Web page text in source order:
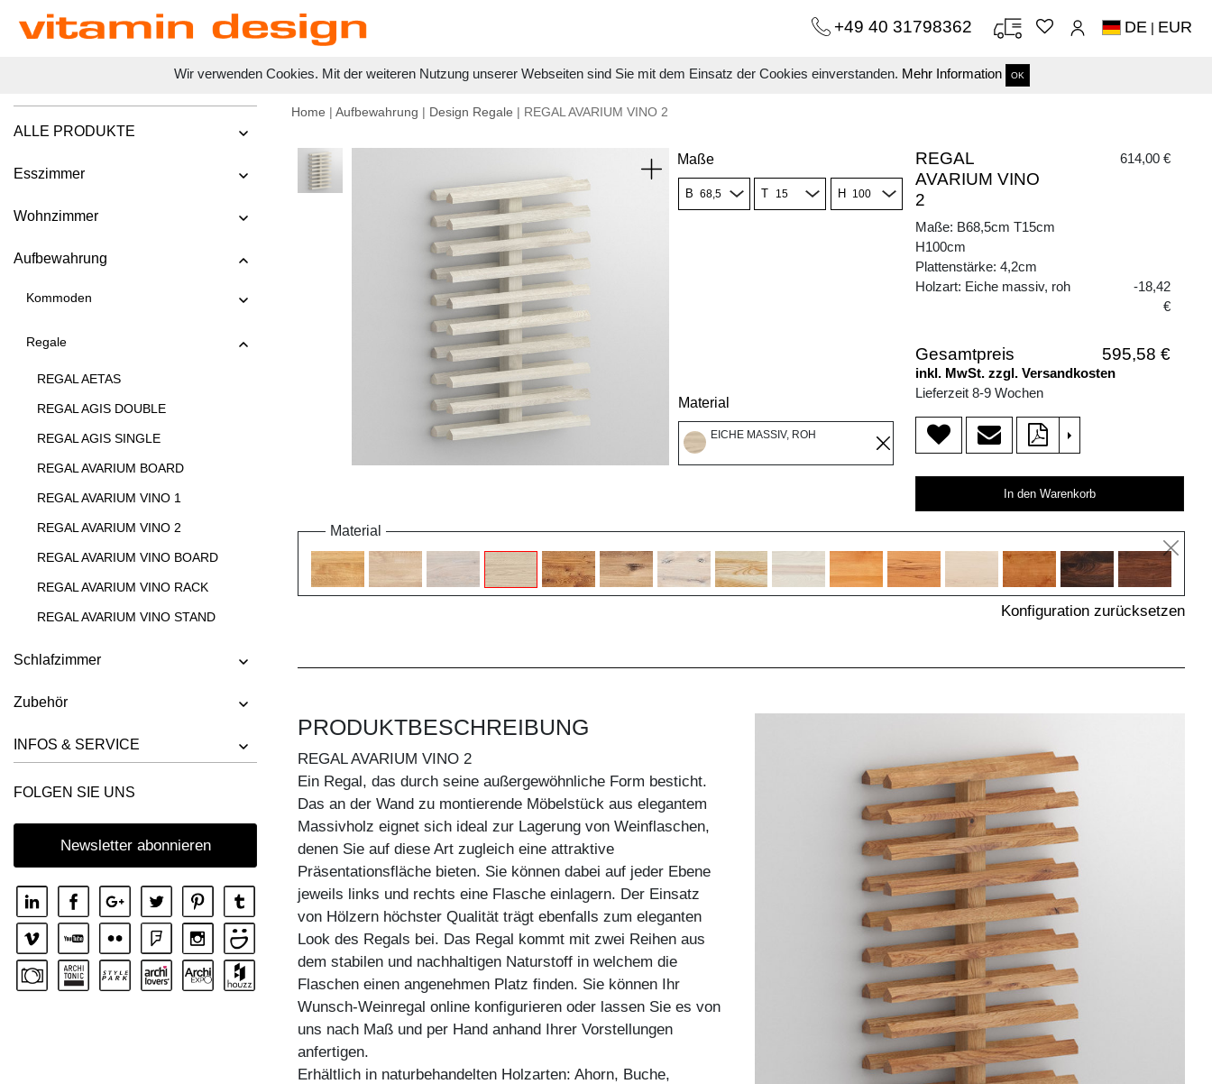
Wir verwenden Cookies. Mit der weiteren Nutzung unserer Webseiten sind Sie mit dem Einsatz der Cookies einverstanden. Mehr Information OK
+49 40 31798362 DE | EUR
ALLE PRODUKTE
Esszimmer
Wohnzimmer
Aufbewahrung
Kommoden
Regale
REGAL AETAS
REGAL AGIS DOUBLE
REGAL AGIS SINGLE
REGAL AVARIUM BOARD
REGAL AVARIUM VINO 1
REGAL AVARIUM VINO 2
REGAL AVARIUM VINO BOARD
REGAL AVARIUM VINO RACK
REGAL AVARIUM VINO STAND
REGAL FACHWERK
REGAL GO
REGAL GO K
REGAL GO RW
REGAL MENA
REGAL MENA E
REGAL MENA G
REGAL MENA TV
REGAL MENA VINO
REGAL PISA
Schlafzimmer
Zubehör
INFOS & SERVICE
FOLGEN SIE UNS
Newsletter abonnieren
Home | Aufbewahrung | Design Regale | REGAL AVARIUM VINO 2
Maße
B T H
Material
EICHE MASSIV, ROH
REGAL
AVARIUM VINO
2
614,00 €
Maße: B68,5cm T15cm
H100cm
Plattenstärke: 4,2cm
Holzart: Eiche massiv, roh
-18,42
€
Gesamtpreis 595,58 €
inkl. MwSt. zzgl. Versandkosten
Lieferzeit 8-9 Wochen
>
In den Warenkorb
Material
Konfiguration zurücksetzen
PRODUKTBESCHREIBUNG
REGAL AVARIUM VINO 2
Ein Regal, das durch seine außergewöhnliche Form besticht.
Das an der Wand zu montierende Möbelstück aus elegantem
Massivholz eignet sich ideal zur Lagerung von Weinflaschen,
denen Sie auf diese Art zugleich eine attraktive
Präsentationsfläche bieten. Sie können dabei auf jeder Ebene
jeweils links und rechts eine Flasche einlagern. Der Einsatz
von Hölzern höchster Qualität trägt ebenfalls zum eleganten
Look des Regals bei. Das Regal kommt mit zwei Reihen aus
dem stabilen und nachhaltigen Naturstoff in welchem die
Flaschen einen angenehmen Platz finden. Sie können Ihr
Wunsch-Weinregal online konfigurieren oder lassen Sie es von
uns nach Maß und per Hand anhand Ihrer Vorstellungen
anfertigen.
Erhältlich in naturbehandelten Holzarten: Ahorn, Buche,